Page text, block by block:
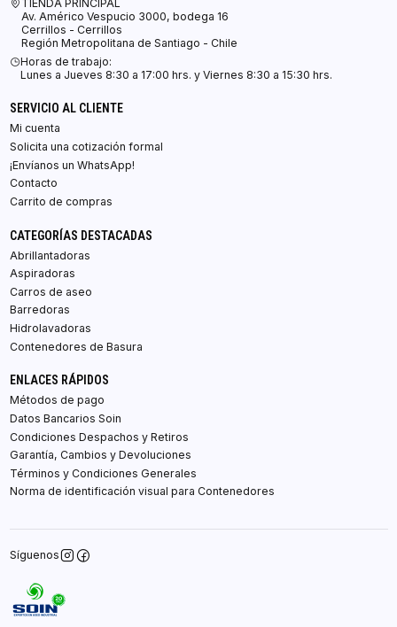
TIENDA PRINCIPAL
Av. Américo Vespucio 3000, bodega 16
Cerrillos - Cerrillos
Región Metropolitana de Santiago - Chile
Horas de trabajo:
Lunes a Jueves 8:30 a 17:00 hrs. y Viernes 8:30 a 15:30 hrs.
SERVICIO AL CLIENTE
Mi cuenta
Solicita una cotización formal
¡Envíanos un WhatsApp!
Contacto
Carrito de compras
CATEGORÍAS DESTACADAS
Abrillantadoras
Aspiradoras
Carros de aseo
Barredoras
Hidrolavadoras
Contenedores de Basura
ENLACES RÁPIDOS
Métodos de pago
Datos Bancarios Soin
Condiciones Despachos y Retiros
Garantía, Cambios y Devoluciones
Términos y Condiciones Generales
Norma de identificación visual para Contenedores
Síguenos